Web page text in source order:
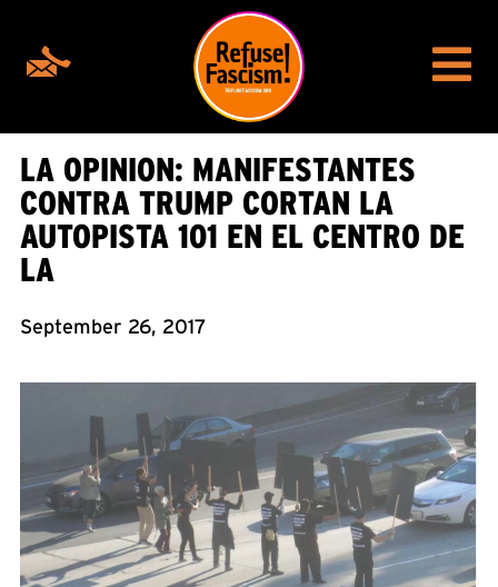
LA OPINION: MANIFESTANTES
CONTRA TRUMP CORTAN LA
AUTOPISTA 101 EN EL CENTRO DE
LA
September 26, 2017